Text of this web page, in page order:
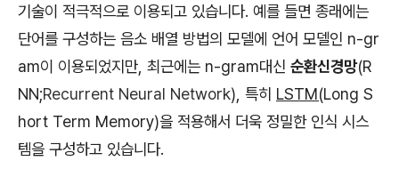
기술이 적극적으로 이용되고 있습니다. 예를 들면 종래에는
단어를 구성하는 음소 배열 방법의 모델에 언어 모델인 n-gr
am이 이용되었지만, 최근에는 n-gram대신 순환신경망(R
NN;Recurrent Neural Network), 특히 LSTM(Long S
hort Term Memory)을 적용해서 더욱 정밀한 인식 시스
템을 구성하고 있습니다.